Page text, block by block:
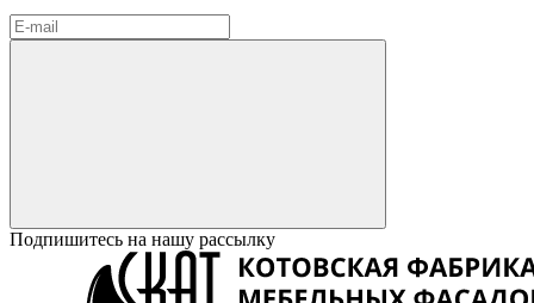
Подпишитесь на нашу рассылку